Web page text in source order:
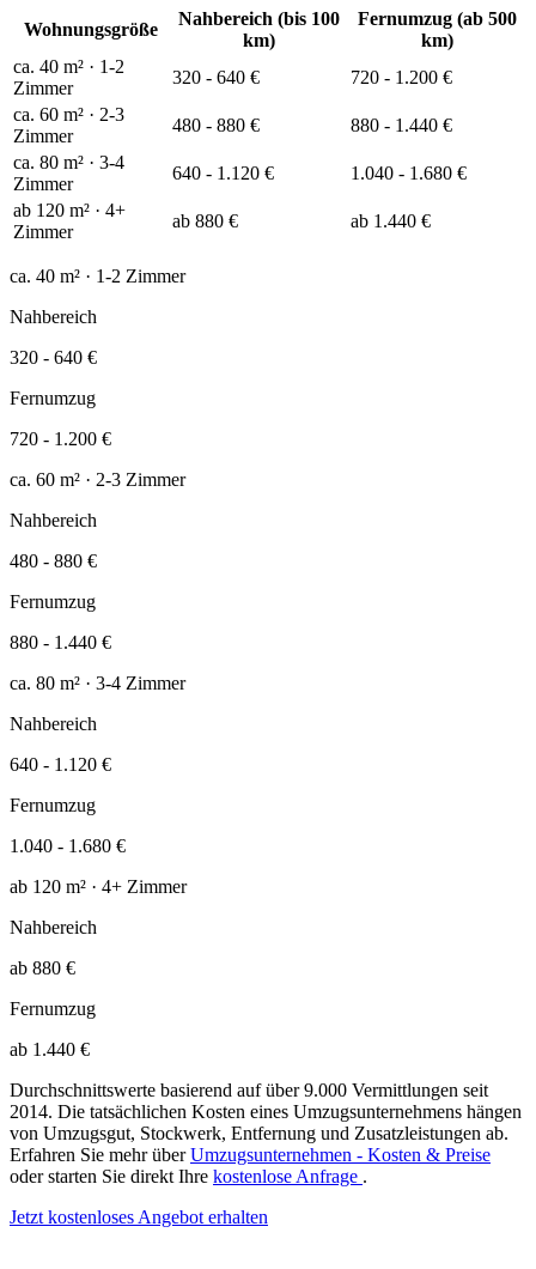
Wohnungsgröße
Nahbereich (bis 100
km)
Fernumzug (ab 500
km)
ca. 40 m² · 1-2
Zimmer
320 - 640 €
720 - 1.200 €
ca. 60 m² · 2-3
Zimmer
480 - 880 €
880 - 1.440 €
ca. 80 m² · 3-4
Zimmer
640 - 1.120 €
1.040 - 1.680 €
ab 120 m² · 4+
Zimmer
ab 880 € ab 1.440 €
ca. 40 m² · 1-2 Zimmer
Nahbereich
320 - 640 €
Fernumzug
720 - 1.200 €
ca. 60 m² · 2-3 Zimmer
Nahbereich
480 - 880 €
Fernumzug
880 - 1.440 €
ca. 80 m² · 3-4 Zimmer
Nahbereich
640 - 1.120 €
Fernumzug
1.040 - 1.680 €
ab 120 m² · 4+ Zimmer
Nahbereich
ab 880 €
Fernumzug
ab 1.440 €
Durchschnittswerte basierend auf über 9.000 Vermittlungen seit
2014. Die tatsächlichen Kosten eines Umzugsunternehmens hängen
von Umzugsgut, Stockwerk, Entfernung und Zusatzleistungen ab.
Erfahren Sie mehr überUmzugsunternehmen - Kosten & Preise
oder starten Sie direkt Ihre kostenlose Anfrage .
Jetzt kostenloses Angebot erhalten